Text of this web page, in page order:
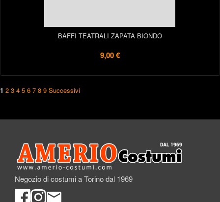
BAFFI TEATRALI ZAPATA BIONDO
9,00 €
1 2 3 4 5 6 7 8 9 Successivi
Negozio di costumi a Torino dal 1969